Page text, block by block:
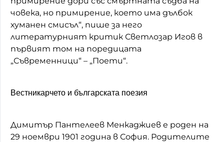
човека, но примирение, което има дълбок
хуманен смисъл“, пише за него
литературният критик Светлозар Игов в
първият том на поредицата
„Съвременници“ – „Поети“.
Вестникарчето и българската поезия
Димитър Пантелеев Менкаджиев e роден на
29 ноември 1901 година в София. Родителите